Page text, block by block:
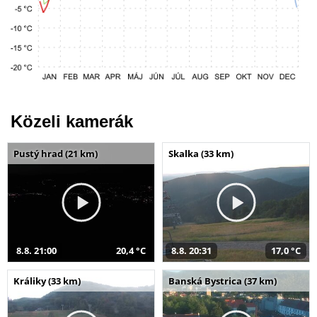
Közeli kamerák
Pustý hrad (21 km)
8.8. 21:00 20,4 °C
Skalka (33 km)
8.8. 20:31 17,0 °C
Králiky (33 km) Banská Bystrica (37 km)